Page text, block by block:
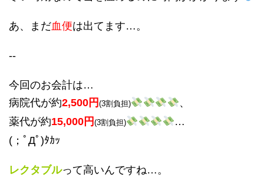
あ、まだ血便は出てます…。
--
今回のお会計は…
病院代が約2,500円 (3割負担)
、
薬代が約15,000円 (3割負担)
…
(；ﾟДﾟ)ﾀｶｯ
レクタブルって高いんですね…。